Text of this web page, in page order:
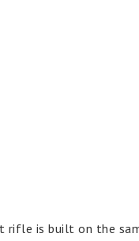
rifle is built on the